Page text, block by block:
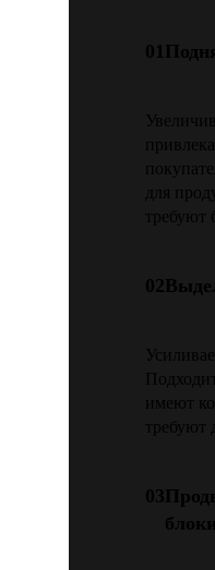
01
для
требуют
02
имеют
требуют
03
блоки